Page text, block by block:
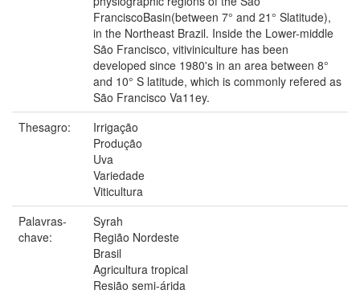
FranciscoBasin(between 7° and 21° Slatitude),
in the Northeast Brazil. Inside the Lower-middle
São Francisco, vitiviniculture has been
developed since 1980's in an area between 8°
and 10° S latitude, which is commonly refered as
São Francisco Va11ey.
Thesagro:
Irrigação
Produção
Uva
Variedade
Viticultura
Palavras-
chave:
Syrah
Região Nordeste
Brasil
Agricultura tropical
Resião semi-árida